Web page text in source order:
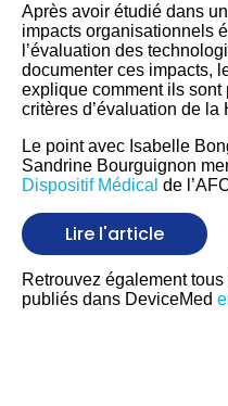
Après avoir étudié dans
impacts organisationnels
l’évaluation des
documenter ces impacts,
explique comment ils
critères d’évaluation de la
Le point avec Isabelle
Sandrine Bourguignon
Dispositif Médical de
Lire l'article
Retrouvez également
publiés dans DeviceMed